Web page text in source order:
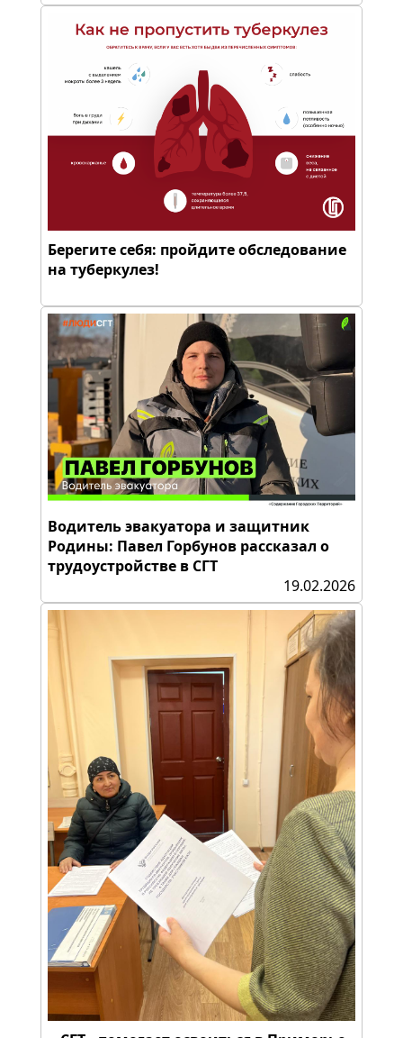
Берегите себя: пройдите обследование
на туберкулез!
Водитель эвакуатора и защитник
Родины: Павел Горбунов рассказал о
трудоустройстве в СГТ
19.02.2026